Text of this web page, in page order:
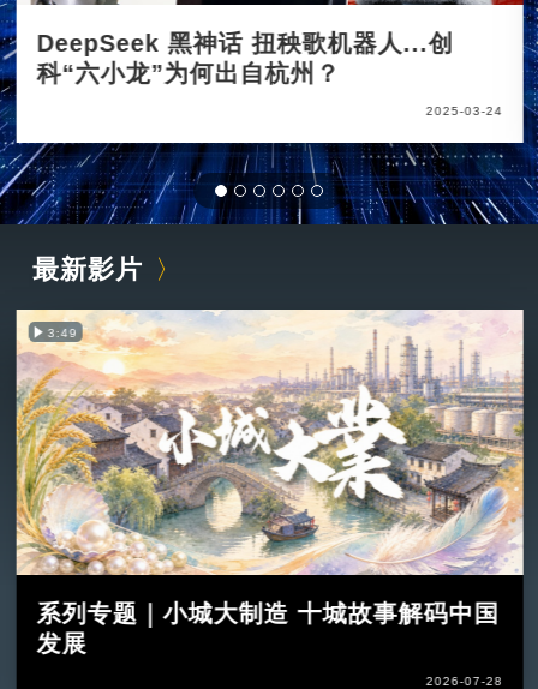
DeepSeek 黑神话 扭秧歌机器人...创
科“六小龙”为何出自杭州？
2025-03-24
最新影片
3:49
系列专题｜小城大制造 十城故事解码中国
发展
2026-07-28